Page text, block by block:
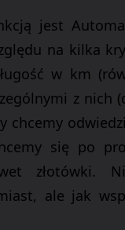
jest
na kilka
w km
z nich
chcemy
się po
złotówki.
, ale jak